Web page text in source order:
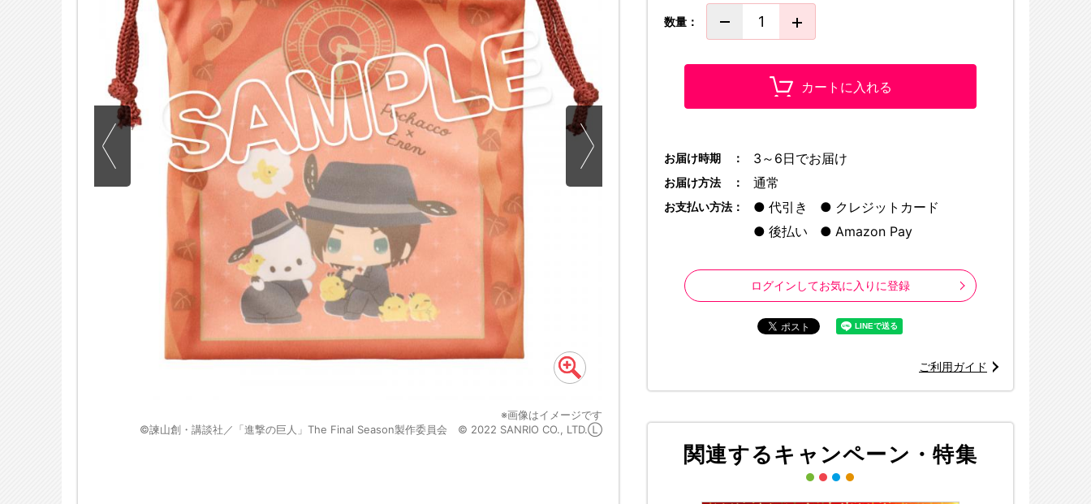
※画像はイメージです
©諫山創・講談社／「進撃の巨人」The Final Season製作委員会 © 2022 SANRIO CO., LTD.Ⓛ
数量：
カートに入れる
お届け時期 ： 3～6日でお届け
お届け方法 ： 通常
お支払い方法： 代引き
クレジットカード
後払い
Amazon Pay
ログインしてお気に入りに登録
ご利用ガイド
関連するキャンペーン・特集